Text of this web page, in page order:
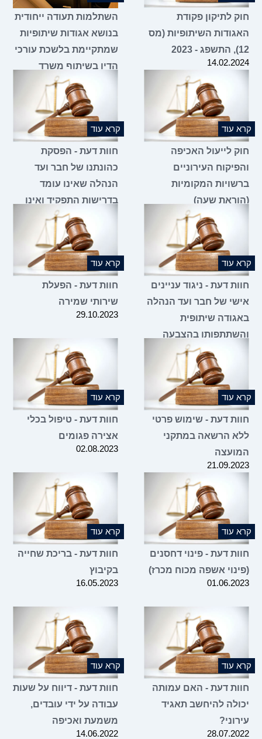
לתיקון פקודת
השיתופיות (מס
השתלמות תעודה ייחודית
בנושא אגודות שיתופיות
שמתקיימת בלשכת עורכי
הדין בשיתוף משרד
הכלכלה והתעשייה
עוד
לייעול האכיפה
העירוניים
המקומיות
שעה)
קרא עוד
חוות דעת - הפסקת
כהונתנו של חבר ועד
הנהלה שאינו עומד
בדרישות התפקיד ואינו
מגיע לישיבות הוועד
ומילוי מקומו על ידי
מועמד אחר
28.12.2023
עוד
דעת - ניגוד עניינים
של חבר ועד הנהלה
שיתופית
בהצבעה
הסכם שכירות של
קרא עוד
חוות דעת - הפעלת
שירותי שמירה
29.10.2023
עוד
דעת - שימוש פרטי
הרשאה במתקני
קרא עוד
חוות דעת - טיפול בכלי
אצירה פגומים
02.08.2023
עוד
דעת - פינוי דחסנים
אשפה מכוח מכרז)
קרא עוד
חוות דעת - בריכת שחייה
בקיבוץ
16.05.2023
עוד
דעת - האם עמותה
להיחשב תאגיד
קרא עוד
חוות דעת - דיווח על שעות
עבודה על ידי עובדים,
משמעת ואכיפה
14.06.2022